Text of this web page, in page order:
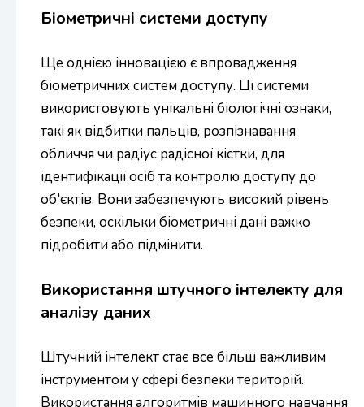
Біометричні системи доступу
Ще однією інновацією є впровадження
біометричних систем доступу. Ці системи
використовують унікальні біологічні ознаки,
такі як відбитки пальців, розпізнавання
обличчя чи радіус радісної кістки, для
ідентифікації осіб та контролю доступу до
об'єктів. Вони забезпечують високий рівень
безпеки, оскільки біометричні дані важко
підробити або підмінити.
Використання штучного інтелекту для
аналізу даних
Штучний інтелект стає все більш важливим
інструментом у сфері безпеки територій.
Використання алгоритмів машинного навчання